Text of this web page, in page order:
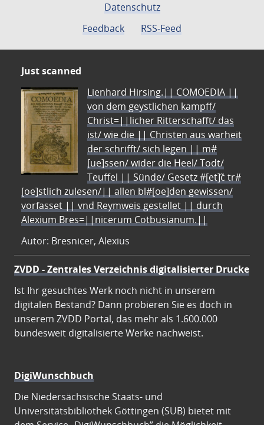
Datenschutz
Feedback
RSS-Feed
Just scanned
Lienhard Hirsing.|| COMOEDIA ||
von dem geystlichen kampff/
Christ=||licher Ritterschafft/ das
ist/ wie die || Christen aus warheit
der schrifft/ sich legen || m#
[ue]ssen/ wider die Heel/ Todt/
Teuffel || Sünde/ Gesetz #[et]c̃ tr#
[oe]stlich zulesen/|| allen bl#[oe]den gewissen/
vorfasset || vnd Reymweis gestellet || durch
Alexium Bres=||nicerum Cotbusianum.||
Autor: Bresnicer, Alexius
ZVDD - Zentrales Verzeichnis digitalisierter Drucke
Ist Ihr gesuchtes Werk noch nicht in unserem
digitalen Bestand? Dann probieren Sie es doch in
unserem ZVDD Portal, das mehr als 1.600.000
bundesweit digitalisierte Werke nachweist.
DigiWunschbuch
Die Niedersächsische Staats- und
Universitätsbibliothek Göttingen (SUB) bietet mit